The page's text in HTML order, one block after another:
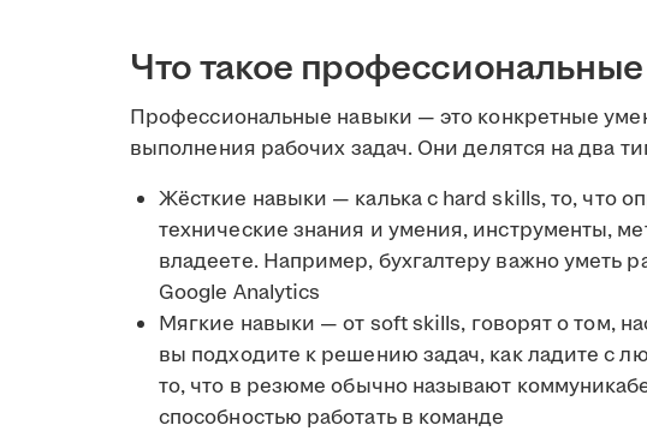
Что такое
Профессиональные навыки — это конкретные
выполнения рабочих задач. Они делятся на два
Жёсткие навыки — калька с hard skills, то, что
технические знания и умения, инструменты,
владеете. Например, бухгалтеру важно уметь
Google Analytics
Мягкие навыки — от soft skills, говорят о том,
вы подходите к решению задач, как ладите с
то, что в резюме обычно называют
способностью работать в команде